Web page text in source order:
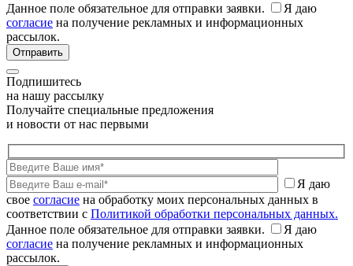
Данное поле обязательное для отправки заявки.
Я даю
согласие на получение рекламных и информационных
рассылок.
Подпишитесь
на нашу рассылку
Получайте специальные предложения
и новости от нас первыми
Я даю
свое согласие на обработку моих персональных данных в
соответствии с Политикой обработки персональных данных.
Данное поле обязательное для отправки заявки.
Я даю
согласие на получение рекламных и информационных
рассылок.